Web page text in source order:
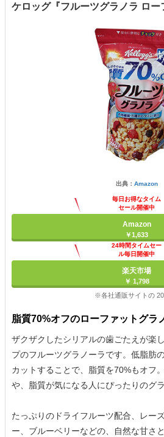
ケロッグ『フルーツグラノラ ロー
出典： Amazon
毎日お得なタイム
セール開催中
Amazon
￥1,633
24時間タイムセー
ル毎日開催中
楽天市場
￥ 1,798
※各社通販サイトの
脂質70%オフのローファットグラ
ザクザクしたシリアルの歯ごたえが楽
プのフルーツグラノーラです。低脂肪
カットすることで、脂質を70%もオフ
や、脂質が気になる人にぴったりのグ
たっぷりのドライフルーツ配合、レー
ー、ブルーベリーなどの、自然な甘さ